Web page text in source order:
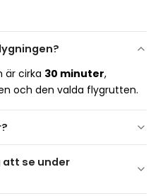
är cirka 30 minuter,
och den valda flygrutten.
att se under